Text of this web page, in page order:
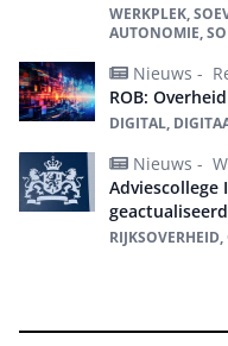
WERKPLEK,
AUTONOMIE,
Nieuws -
ROB:
DIGITAL,
Nieuws -
Adviescollege